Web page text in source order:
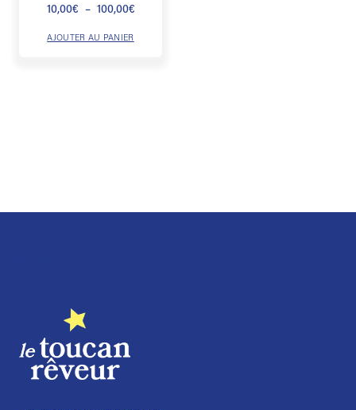
10,00€ – 100,00€Plage
10,00€
AJOUTER AU PANIER
plusieurs
variations.